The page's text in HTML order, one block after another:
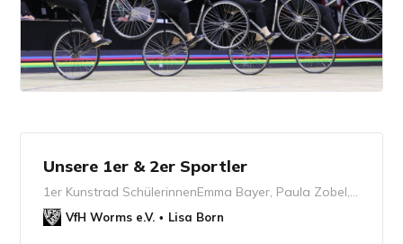
Unsere 1er & 2er Sportler
1er Kunstrad SchülerinnenEmma Bayer, Paula Zobel, Emma Mühleck, Johanna Schwarzburg, Clara Beierle, Jule Bösel (v. oben links n. unten rechts)1er Kunstrad SchülerNeels Vietor &amp; Lasse Bösel1er Kunstrad JuniorinnenLuisa Rupp2er Kunstrad JuniorenJulian Krückel &amp; Jonathan Elvers1er Kunstrad Elit…
VfH Worms e.V. Lisa Born